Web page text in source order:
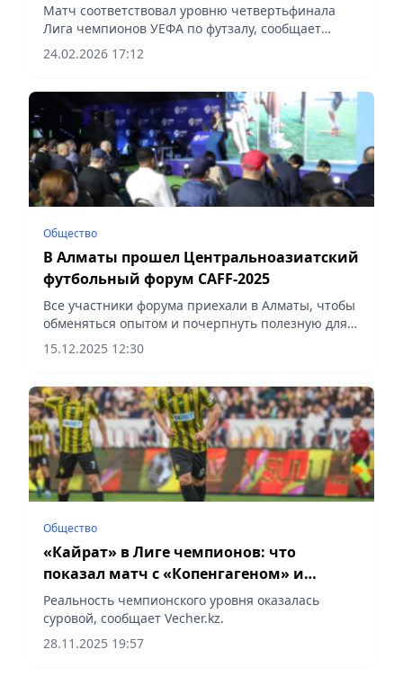
Матч соответствовал уровню четвертьфинала
Лига чемпионов УЕФА по футзалу, сообщает
Vecher.kz.
24.02.2026 17:12
Общество
В Алматы прошел Центральноазиатский
футбольный форум CAFF-2025
Все участники форума приехали в Алматы, чтобы
обменяться опытом и почерпнуть полезную для
себя информацию, сообщает Vecher.kz.
15.12.2025 12:30
Общество
«Кайрат» в Лиге чемпионов: что
показал матч с «Копенгагеном» и
каковы шансы в оставшихся турах
Реальность чемпионского уровня оказалась
суровой, сообщает Vecher.kz.
28.11.2025 19:57